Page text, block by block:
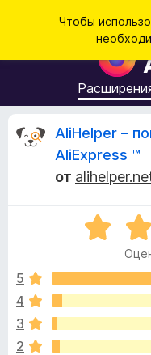
Чтобы
и
О
т
в
ы
AliHelper –
AliExpress ™
от
О
н
н
н
5
4
3
2